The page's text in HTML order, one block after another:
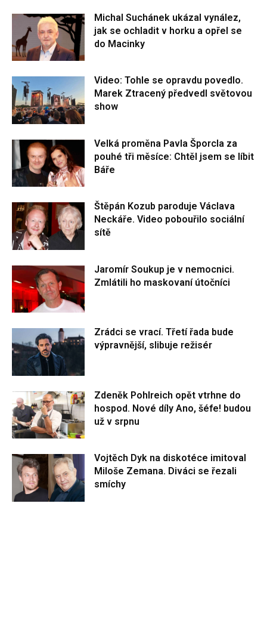
Michal Suchánek ukázal vynález,
jak se ochladit v horku a opřel se
do Macinky
Video: Tohle se opravdu povedlo.
Marek Ztracený předvedl světovou
show
Velká proměna Pavla Šporcla za
pouhé tři měsíce: Chtěl jsem se líbit
Báře
Štěpán Kozub paroduje Václava
Neckáře. Video pobouřilo sociální
sítě
Jaromír Soukup je v nemocnici.
Zmlátili ho maskovaní útočníci
Zrádci se vrací. Třetí řada bude
výpravnější, slibuje režisér
Zdeněk Pohlreich opět vtrhne do
hospod. Nové díly Ano, šéfe! budou
už v srpnu
Vojtěch Dyk na diskotéce imitoval
Miloše Zemana. Diváci se řezali
smíchy